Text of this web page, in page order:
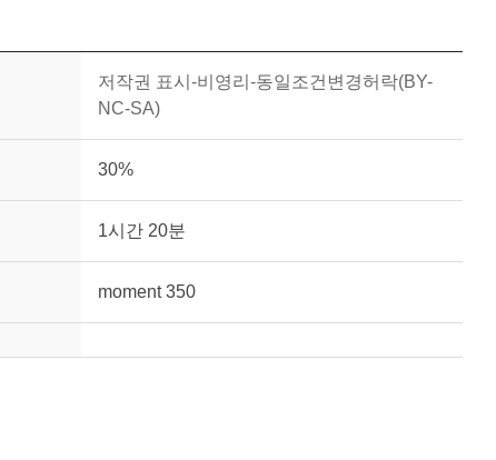
저작권 표시-비영리-동일조건변경허락(BY-
NC-SA)
30%
1시간 20분
moment 350